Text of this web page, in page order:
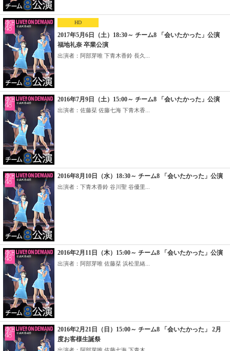
HD
2017年5月6日（土）18:30～ チーム8 「会いたかった」公演
福地礼奈 卒業公演
出演者：阿部芽唯 下青木香鈴 長久...
2016年7月9日（土）15:00～ チーム8 「会いたかった」公演
出演者：佐藤栞 佐藤七海 下青木香...
2016年8月10日（水）18:30～ チーム8 「会いたかった」公演
出演者：下青木香鈴 谷川聖 谷優里...
2016年2月11日（木）15:00～ チーム8 「会いたかった」公演
出演者：阿部芽唯 佐藤栞 浜松里緒...
2016年2月21日（日）15:00～ チーム8 「会いたかった」 2月
度お客様生誕祭